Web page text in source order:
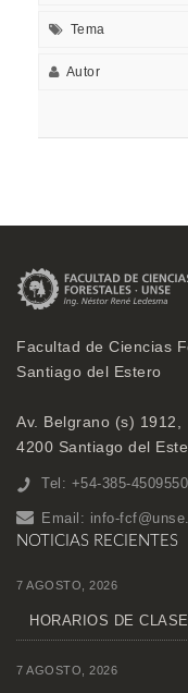
Tema
Autor
Facultad de Ciencias
Santiago del Estero
Av. Belgrano (s) 1912,
4200 Santiago del
Tel: +54-385-4509550
Email: info-
NOTICIAS RECIENTES
7 AGOSTO, 2026
HORARIOS DE
7 AGOSTO, 2026